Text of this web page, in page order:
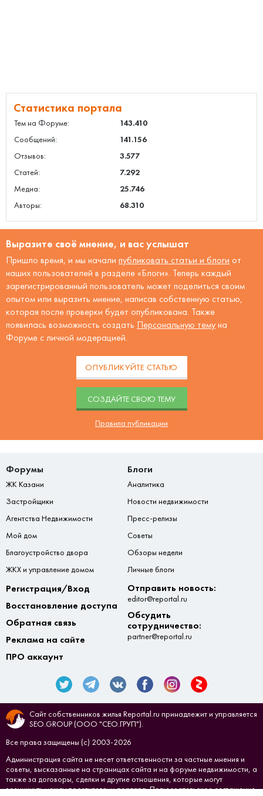
Статистика портала
Тем на Форуме:
143.410
Сообщений:
141.156
Отзывов:
3.577
Статей:
7.292
Медиа:
25.746
Авторы:
68.310
Выразите своё мнение, и вас услышат
Пришло время, и мы начали публиковать статьи и блоги от
наших пользователей в разделе «Блоги». Теперь каждый
зарегистрированный пользователь может поделиться своим
опытом или выразить мнение, написав собственную статью,
которая после проверки будет опубликована. Также
появилась возможность создать Персональную тему на
Форуме с личной модерацией.
ОПУБЛИКУЙТЕ СТАТЬЮ
CОЗДАЙТЕ СВОЮ ТЕМУ
Правила публикации
Форумы
ЖК Казани
Застройщики
Агентства Недвижимости
Мой дом
Благоустройство двора
ЖКХ и управление домом
Блоги
Аналитика
Новости недвижимости
Пресс-релизы
Советы
Обзоры недели
Личные блоги
Регистрация/Вход
Восстановление доступа
Обратная связь
Реклама на сайте
ПРО аккаунт
Отправить новость:
editor@reportal.ru
Обсудить
сотрудничество:
partner@reportal.ru
Сайт собственников жилья Reportal.ru принадлежит и управляется
SEO.GROUP (ООО "СЕО.ГРУП").
Все права защищены (с) 2003-2026
Администрация сайта не несет ответственности за частные мнения и
советы, высказанные на страницах сайта и на форуме недвижимости, а
также за договоры, сделки и другие отношения, которые могут
возникнуть между посетителями портала.Пользовательское соглашение